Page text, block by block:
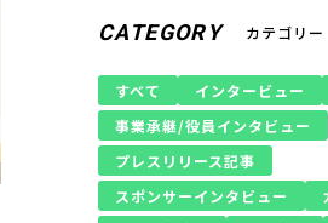
CATEGORY カテゴリー
すべて インタービュー
事業承継/役員インタビュー
プレスリリース記事
スポンサーインタビュー